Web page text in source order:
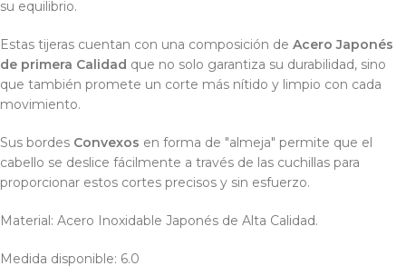
su equilibrio.
Estas tijeras cuentan con una composición de Acero Japonés
de primera Calidad que no solo garantiza su durabilidad, sino
que también promete un corte más nítido y limpio con cada
movimiento.
Sus bordes Convexos en forma de "almeja" permite que el
cabello se deslice fácilmente a través de las cuchillas para
proporcionar estos cortes precisos y sin esfuerzo.
Material: Acero Inoxidable Japonés de Alta Calidad.
Medida disponible: 6.0